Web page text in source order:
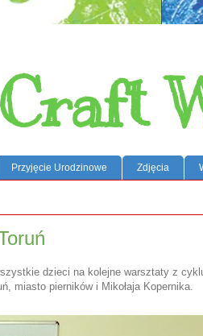
Przyjęcie Urodzinowe Zdjęcia
dzieci na kolejne warsztaty z
miasto pierników i Mikołaja Kopernika.